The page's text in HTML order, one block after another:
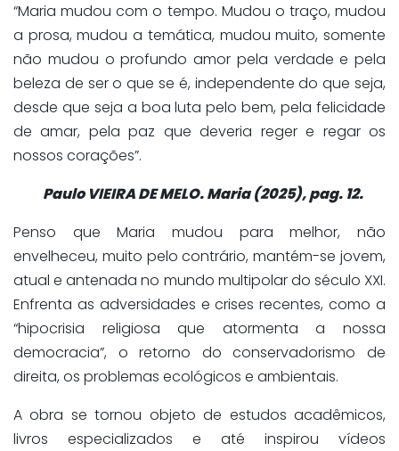
“Maria mudou com o tempo. Mudou o traço, mudou
a prosa, mudou a temática, mudou muito, somente
não mudou o profundo amor pela verdade e pela
beleza de ser o que se é, independente do que seja,
desde que seja a boa luta pelo bem, pela felicidade
de amar, pela paz que deveria reger e regar os
nossos corações”.
Paulo VIEIRA DE MELO. Maria (2025), pag. 12.
Penso que Maria mudou para melhor, não
envelheceu, muito pelo contrário, mantém-se jovem,
atual e antenada no mundo multipolar do século XXI.
Enfrenta as adversidades e crises recentes, como a
“hipocrisia religiosa que atormenta a nossa
democracia”, o retorno do conservadorismo de
direita, os problemas ecológicos e ambientais.
A obra se tornou objeto de estudos acadêmicos,
livros especializados e até inspirou vídeos